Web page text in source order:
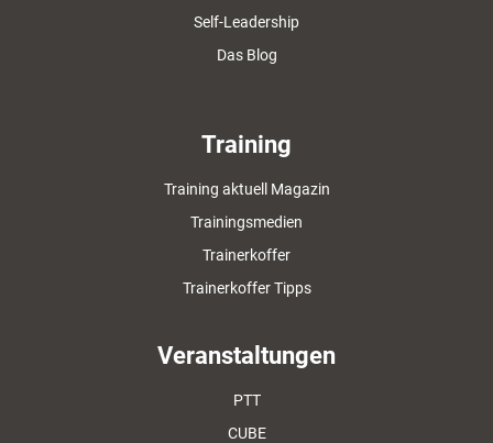
Self-Leadership
Das Blog
Training
Training aktuell Magazin
Trainingsmedien
Trainerkoffer
Trainerkoffer Tipps
Veranstaltungen
PTT
CUBE